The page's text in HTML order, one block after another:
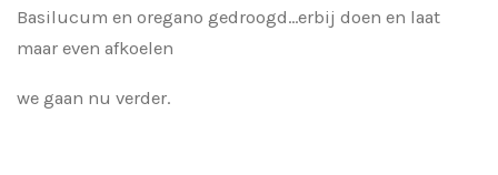
Basilucum en oregano gedroogd...erbij doen en laat
maar even afkoelen
we gaan nu verder.